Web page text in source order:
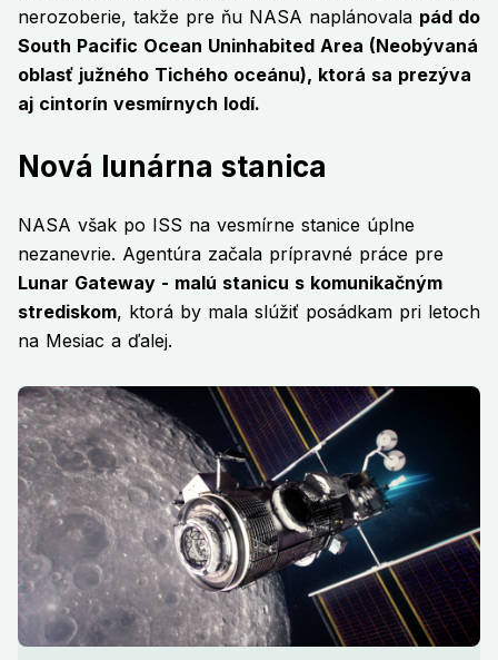
nerozoberie, takže pre ňu NASA naplánovala pád do
South Pacific Ocean Uninhabited Area (Neobývaná
oblasť južného Tichého oceánu), ktorá sa prezýva
aj cintorín vesmírnych lodí.
Nová lunárna stanica
NASA však po ISS na vesmírne stanice úplne
nezanevrie. Agentúra začala prípravné práce pre
Lunar Gateway - malú stanicu s komunikačným
strediskom, ktorá by mala slúžiť posádkam pri letoch
na Mesiac a ďalej.